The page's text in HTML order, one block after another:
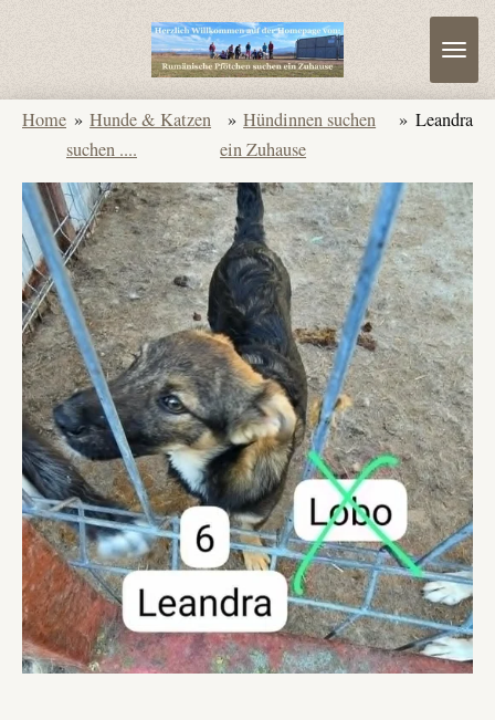
Home » Hunde & Katzen
suchen ....
» Hündinnen suchen
ein Zuhause
» Leandra